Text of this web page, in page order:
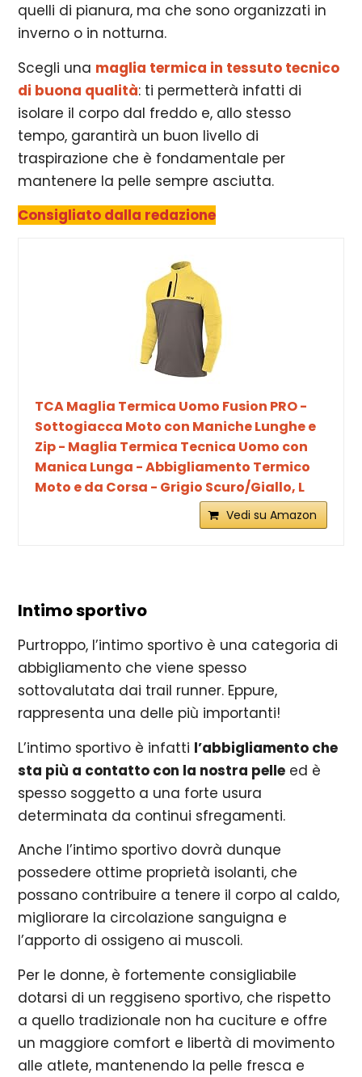
quelli di pianura, ma che sono organizzati in
inverno o in notturna.
Scegli una maglia termica in tessuto tecnico
di buona qualità: ti permetterà infatti di
isolare il corpo dal freddo e, allo stesso
tempo, garantirà un buon livello di
traspirazione che è fondamentale per
mantenere la pelle sempre asciutta.
Consigliato dalla redazione
TCA Maglia Termica Uomo Fusion PRO -
Sottogiacca Moto con Maniche Lunghe e
Zip - Maglia Termica Tecnica Uomo con
Manica Lunga - Abbigliamento Termico
Moto e da Corsa - Grigio Scuro/Giallo, L
Vedi su Amazon
Intimo sportivo
Purtroppo, l’intimo sportivo è una categoria di
abbigliamento che viene spesso
sottovalutata dai trail runner. Eppure,
rappresenta una delle più importanti!
L’intimo sportivo è infatti l’abbigliamento che
sta più a contatto con la nostra pelle ed è
spesso soggetto a una forte usura
determinata da continui sfregamenti.
Anche l’intimo sportivo dovrà dunque
possedere ottime proprietà isolanti, che
possano contribuire a tenere il corpo al caldo,
migliorare la circolazione sanguigna e
l’apporto di ossigeno ai muscoli.
Per le donne, è fortemente consigliabile
dotarsi di un reggiseno sportivo, che rispetto
a quello tradizionale non ha cuciture e offre
un maggiore comfort e libertà di movimento
alle atlete, mantenendo la pelle fresca e